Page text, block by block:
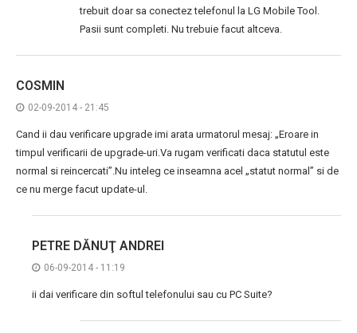
trebuit doar sa conectez telefonul la LG Mobile Tool.
Pasii sunt completi. Nu trebuie facut altceva.
COSMIN
02-09-2014 - 21:45
Cand ii dau verificare upgrade imi arata urmatorul mesaj: „Eroare in
timpul verificarii de upgrade-uri.Va rugam verificati daca statutul este
normal si reincercati”.Nu inteleg ce inseamna acel „statut normal” si de
ce nu merge facut update-ul.
PETRE DĂNUŢ ANDREI
06-09-2014 - 11:19
ii dai verificare din softul telefonului sau cu PC Suite?